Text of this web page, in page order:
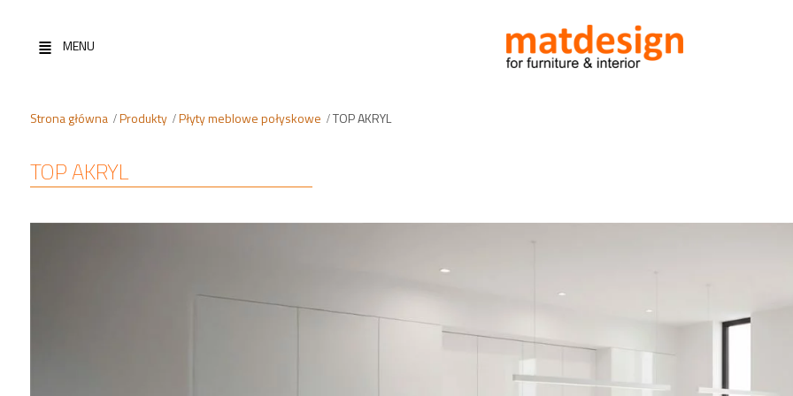
MENU
Strona główna Produkty Płyty meblowe połyskowe TOP AKRYL
TOP AKRYL